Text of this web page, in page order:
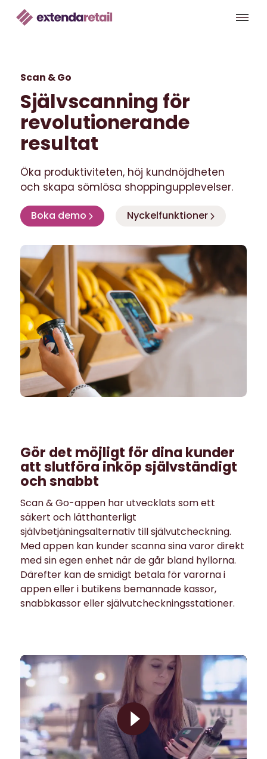
Scan & Go
Självscanning för
revolutionerande
resultat
Öka produktiviteten, höj kundnöjdheten
och skapa sömlösa shoppingupplevelser.
Boka demo Nyckelfunktioner
Gör det möjligt för dina kunder
att slutföra inköp självständigt
och snabbt
Scan & Go-appen har utvecklats som ett
säkert och lätthanterligt
självbetjäningsalternativ till självutcheckning.
Med appen kan kunder scanna sina varor direkt
med sin egen enhet när de går bland hyllorna.
Därefter kan de smidigt betala för varorna i
appen eller i butikens bemannade kassor,
snabbkassor eller självutcheckningsstationer.